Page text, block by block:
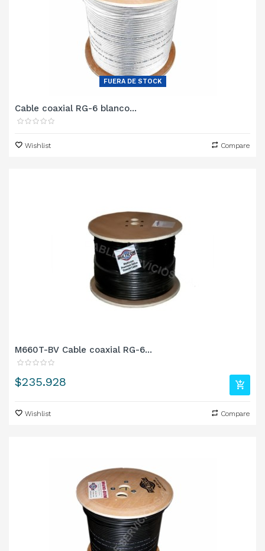
FUERA DE STOCK
Cable coaxial RG-6 blanco...
Wishlist Compare
M660T-BV Cable coaxial RG-6...
Precio
$235.928
Wishlist Compare